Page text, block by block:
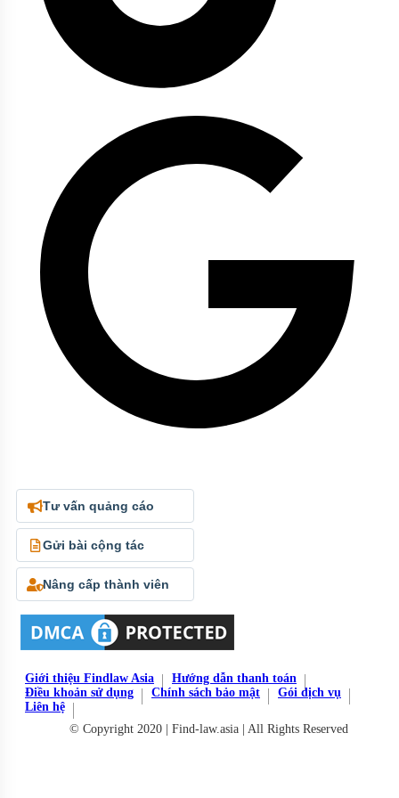
Tư vấn quảng cáo
Gửi bài cộng tác
Nâng cấp thành viên
Giới thiệu Findlaw Asia
Hướng dẫn thanh toán
Điều khoản sử dụng
Chính sách bảo mật
Gói dịch vụ
Liên hệ
© Copyright 2020 | Find-law.asia | All Rights Reserved